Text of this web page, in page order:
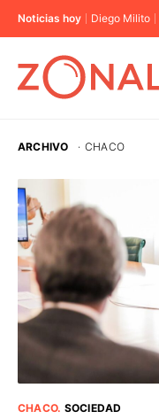
Noticias hoy Diego Milito
CABA
BUENOS AIRES
PROVINCIAS
ELECCIONES 2023
ARCHIVO · CHACO
CHACO. SOCIEDAD